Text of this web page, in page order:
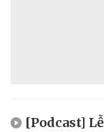
[Podcast]